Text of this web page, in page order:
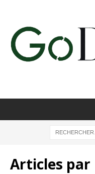
Articles par